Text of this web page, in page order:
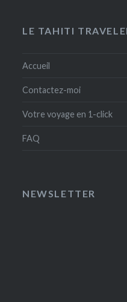
LE TAHITI
Accueil
Contactez-moi
Votre voyage en 1-click
FAQ
NEWSLETTER